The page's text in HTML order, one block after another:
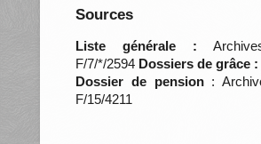
Sources
Liste générale :
F/7/*/2594 Dossiers de grâce :
Dossier de pension:
F/15/4211